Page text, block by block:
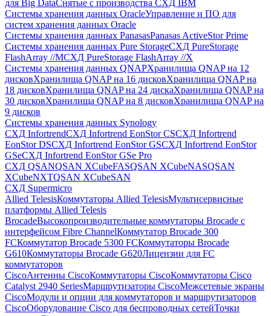
для Big DataСнятые с производства СХД IBM
Системы хранения данных OracleУправление и ПО для
систем хранения данных Oracle
Системы хранения данных PanasasPanasas ActiveStor Prime
Системы хранения данных Pure StorageСХД PureStorage
FlashArray //MСХД PureStorage FlashArray //X
Системы хранения данных QNAPХранилища QNAP на 12
дисковХранилища QNAP на 16 дисковХранилища QNAP на
18 дисковХранилища QNAP на 24 дискаХранилища QNAP на
30 дисковХранилища QNAP на 8 дисковХранилища QNAP на
9 дисков
Системы хранения данных Synology
СХД InfortrendСХД Infortrend EonStor CSСХД Infortrend
EonStor DSСХД Infortrend EonStor GSСХД Infortrend EonStor
GSeСХД Infortrend EonStor GSe Pro
СХД QSANQSAN XCubeFASQSAN XCubeNASQSAN
XCubeNXTQSAN XCubeSAN
СХД Supermicro
Allied TelesisКоммутаторы Allied TelesisМультисервисные
платформы Allied Telesis
BrocadeВысокопроизводительные коммутаторы Brocade с
интерфейсом Fibre ChannelКоммутатор Brocade 300
FCКоммутатор Brocade 5300 FCКоммутаторы Brocade
G610Коммутаторы Brocade G620Лицензии для FC
коммутаторов
CiscoАнтенны CiscoКоммутаторы CiscoКоммутаторы Cisco
Catalyst 2940 SeriesМаршрутизаторы CiscoМежсетевые экраны
CiscoМодули и опции для коммутаторов и маршрутизаторов
CiscoОборудование Cisco для беспроводных сетейТочки